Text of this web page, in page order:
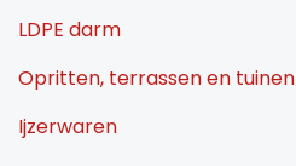
LDPE darm
Opritten, terrassen en tuinen
Ijzerwaren